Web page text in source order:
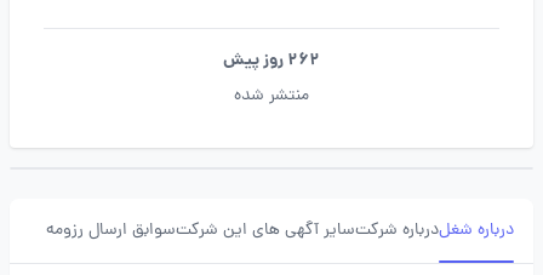
262 روز پیش
منتشر شده
درباره شغلدرباره شرکتسایر آگهی های این شرکتسوابق ارسال رزومه